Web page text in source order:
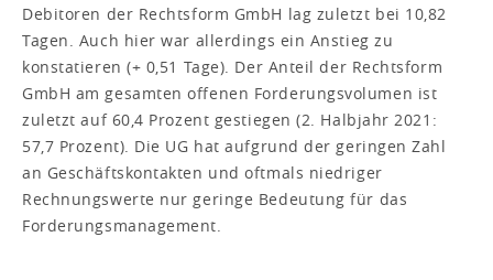
Debitoren der Rechtsform GmbH lag zuletzt bei 10,82
Tagen. Auch hier war allerdings ein Anstieg zu
konstatieren (+ 0,51 Tage). Der Anteil der Rechtsform
GmbH am gesamten offenen Forderungsvolumen ist
zuletzt auf 60,4 Prozent gestiegen (2. Halbjahr 2021:
57,7 Prozent). Die UG hat aufgrund der geringen Zahl
an Geschäftskontakten und oftmals niedriger
Rechnungswerte nur geringe Bedeutung für das
Forderungsmanagement.